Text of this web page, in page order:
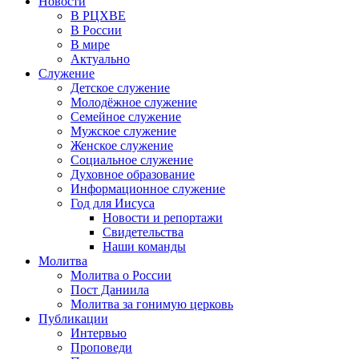
В РЦХВЕ
В России
В мире
Актуально
Служение
Детское служение
Молодёжное служение
Семейное служение
Мужское служение
Женское служение
Социальное служение
Духовное образование
Информационное служение
Год для Иисуса
Новости и репортажи
Свидетельства
Наши команды
Молитва
Молитва о России
Пост Даниила
Молитва за гонимую церковь
Публикации
Интервью
Проповеди